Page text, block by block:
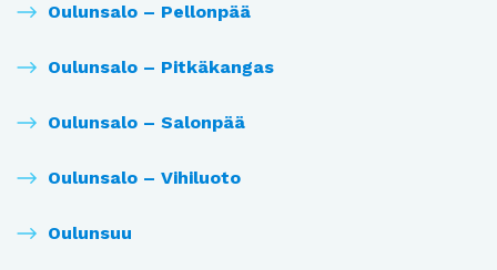
Oulunsalo – Pellonpää
Oulunsalo – Pitkäkangas
Oulunsalo – Salonpää
Oulunsalo – Vihiluoto
Oulunsuu